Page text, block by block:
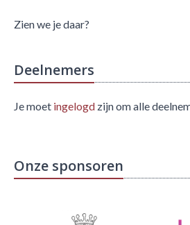
Zien we je daar?
Deelnemers
Je moet ingelogd zijn om alle
Onze sponsoren